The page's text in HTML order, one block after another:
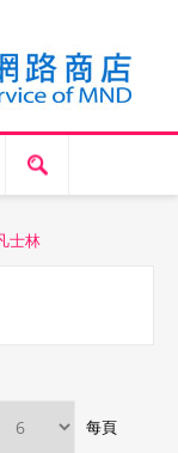
士林
每頁